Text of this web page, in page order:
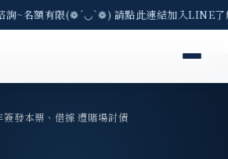
~名額有限(❁´◡`❁) 請點此連結加入LINE
簽發本票、借據 遭賭場討債